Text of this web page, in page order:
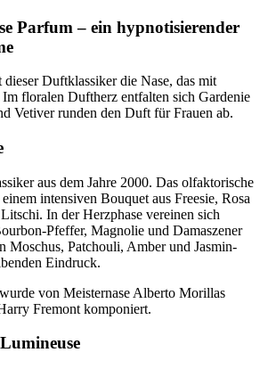
Parfum – ein hypnotisierender
Duftklassiker die Nase, das mit
Im floralen Duftherz entfalten sich Gardenie
Vetiver runden den Duft für Frauen ab.
aus dem Jahre 2000. Das olfaktorische
intensiven Bouquet aus Freesie, Rosa
In der Herzphase vereinen sich
Pfeffer, Magnolie und Damaszener
Moschus, Patchouli, Amber und Jasmin-
Eindruck.
von Meisternase Alberto Morillas
Fremont komponiert.